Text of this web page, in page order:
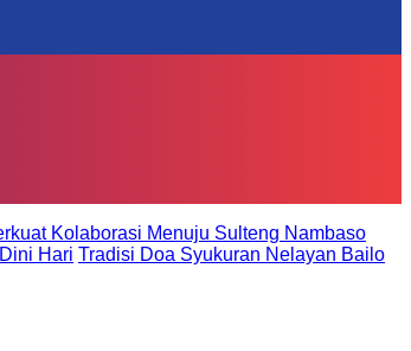
Kolaborasi Menuju Sulteng Nambaso
Hari Tradisi Doa Syukuran Nelayan Bailo